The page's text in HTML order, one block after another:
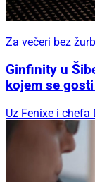
Za večeri bez
Ginfinity u
kojem se
Uz Fenixe i chefa